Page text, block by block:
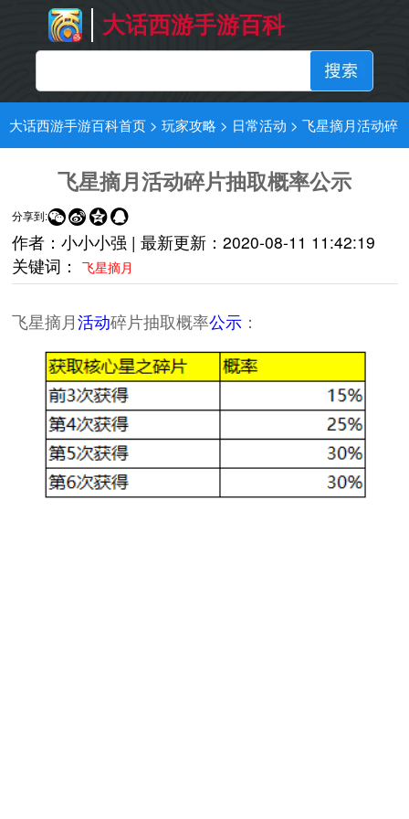
大话西游手游百科
大话西游手游百科首页 > 玩家攻略 > 日常活动 > 飞星摘月活动碎
片抽取概率公示飞星摘月活动碎片抽取概率公示
分享到: 
作者：小小小强 | 最新更新： 2020-08-11 11:42:19
关键词：
飞星摘月
飞星摘月活动碎片抽取概率公示：